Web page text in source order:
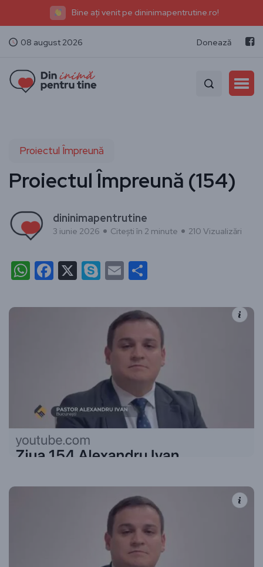
Bine ați venit pe dininimapentrutine.ro!
08 august 2026 Donează
Proiectul Împreună
Proiectul Împreună (154)
dininimapentrutine
3 iunie 2026 Citești în 2 minute 210 Vizualizări
WhatsApp
Facebook
X Skype
Email